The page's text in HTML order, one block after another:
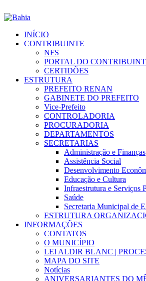
INÍCIO
CONTRIBUINTE
NFS
PORTAL DO
CERTIDÕES
ESTRUTURA
PREFEITO RENAN
GABINETE DO PREFEITO
Vice-Prefeito
CONTROLADORIA
PROCURADORIA
DEPARTAMENTOS
SECRETARIAS
Administração e Finanças
Assistência Social
Desenvolvimento
Educação e Cultura
Infraestrutura e Serviços
Saúde
Secretaria Municipal de
ESTRUTURA
INFORMAÇÕES
CONTATOS
O MUNICÍPIO
LEI ALDIR BLANC |
MAPA DO SITE
Notícias
ANIVERSARIANTES DO